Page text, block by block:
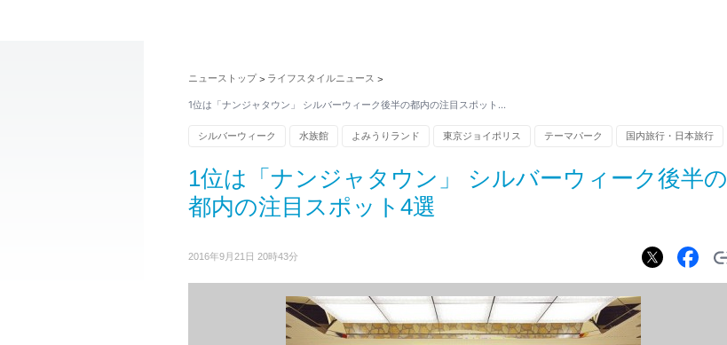
ニューストップ > ライフスタイルニュース >
1位は「ナンジャタウン」 シルバーウィーク後半の都内の注目スポット…
シルバーウィーク 水族館 よみうりランド 東京ジョイポリス テーマパーク 国内旅行・日本旅行
1位は「ナンジャタウン」 シルバーウィーク後半の
都内の注目スポット4選
2016年9月21日 20時43分